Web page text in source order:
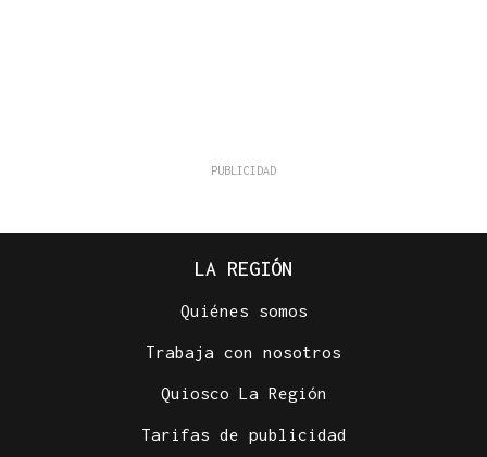
LA REGIÓN
Quiénes somos
Trabaja con nosotros
Quiosco La Región
Tarifas de publicidad